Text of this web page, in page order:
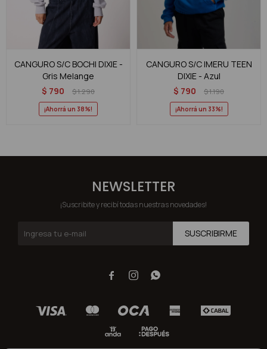
CANGURO S/C BOCHI DIXIE -
Gris Melange
$ 790 $1.290
38
CANGURO S/C IMERU TEEN
DIXIE - Azul
$ 790 $1.190
33
NEWSLETTER
¡Suscribite y recibí todas nuestras novedades!
SUSCRIBIRME
  